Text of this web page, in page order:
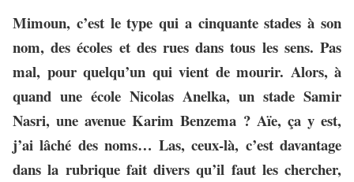
Mimoun, c’est le type qui a cinquante stades à son
nom, des écoles et des rues dans tous les sens. Pas
mal, pour quelqu’un qui vient de mourir. Alors, à
quand une école Nicolas Anelka, un stade Samir
Nasri, une avenue Karim Benzema ? Aïe, ça y est,
j’ai lâché des noms… Las, ceux-là, c’est davantage
dans la rubrique fait divers qu’il faut les chercher,